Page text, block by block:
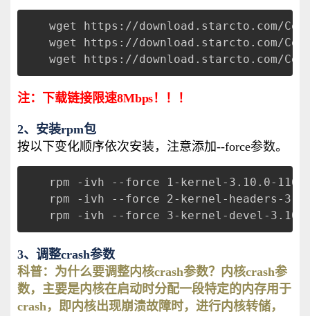
wget https://download.starcto.com/
wget https://download.starcto.com/
wget https://download.starcto.com/
注：下载链接限速8Mbps！！！
2、安装rpm包
按以下变化顺序依次安装，注意添加--force参数。
rpm -ivh --force 1-kernel-3.10.0-
rpm -ivh --force 2-kernel-headers-
rpm -ivh --force 3-kernel-devel-
3、调整crash参数
科普： 为什么要调整内核crash参数？内核crash参
数，主要是内核在启动时分配一段特定的内存用于
crash，即内核出现崩溃故障时，进行内核转储，